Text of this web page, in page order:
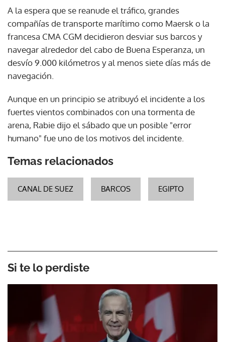
A la espera que se reanude el tráfico, grandes
compañías de transporte marítimo como Maersk o la
francesa CMA CGM decidieron desviar sus barcos y
navegar alrededor del cabo de Buena Esperanza, un
desvío 9.000 kilómetros y al menos siete días más de
navegación.
Aunque en un principio se atribuyó el incidente a los
fuertes vientos combinados con una tormenta de
arena, Rabie dijo el sábado que un posible "error
humano" fue uno de los motivos del incidente.
Temas relacionados
CANAL DE SUEZ BARCOS EGIPTO
Si te lo perdiste